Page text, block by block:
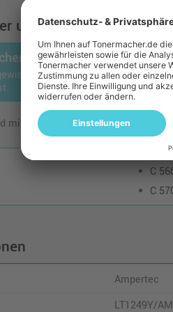
und Geräte zu diesem
Sie den Patronen Check
Sie sich unbedingt, ob die
mit dem Artikel kompatibel:
C
C
Ampertec
LT1249Y/AM